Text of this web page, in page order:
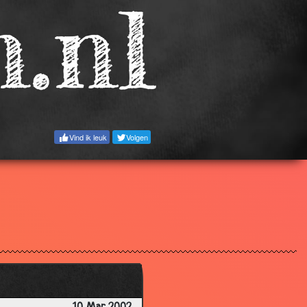
Vind ik leuk Volgen
2.92
2.51
3.40
3.69
3.40